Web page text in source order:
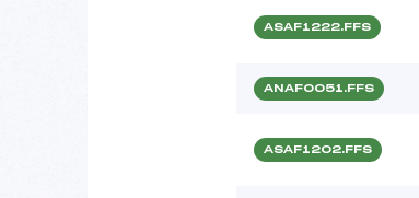
ASAF1222.FFS
ANAF0051.FFS
ASAF1202.FFS